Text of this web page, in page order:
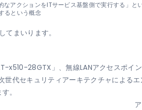
アクションをITサービス基盤側で実行する」と
るという概念
まいります。
x510-28GTX」、無線LANアクセスポイ
代セキュリティアーキテクチャによる
。